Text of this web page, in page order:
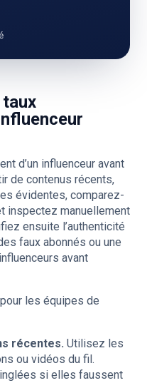
d’un influenceur avant
de contenus récents,
évidentes, comparez-
inspectez manuellement
ensuite l’authenticité
faux abonnés ou une
avant
les équipes de
récentes. Utilisez les
ou vidéos du fil.
si elles faussent